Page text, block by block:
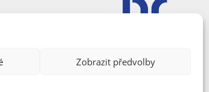
Zobrazit předvolby